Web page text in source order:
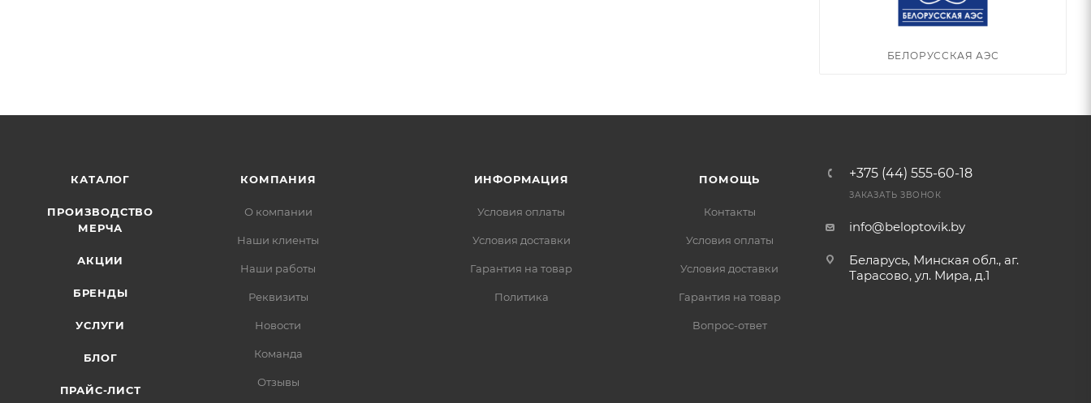
БЕЛОРУССКАЯ АЭС
КАТАЛОГ
ПРОИЗВОДСТВО
МЕРЧА
АКЦИИ
БРЕНДЫ
УСЛУГИ
БЛОГ
ПРАЙС-ЛИСТ
КОМПАНИЯ
О компании
Наши клиенты
Наши работы
Реквизиты
Новости
Команда
Отзывы
ИНФОРМАЦИЯ
Условия оплаты
Условия доставки
Гарантия на товар
Политика
ПОМОЩЬ
Контакты
Условия оплаты
Условия доставки
Гарантия на товар
Вопрос-ответ
+375 (44) 555-60-18
ЗАКАЗАТЬ ЗВОНОК
info@beloptovik.by
Беларусь, Минская обл., аг.
Тарасово, ул. Мира, д.1